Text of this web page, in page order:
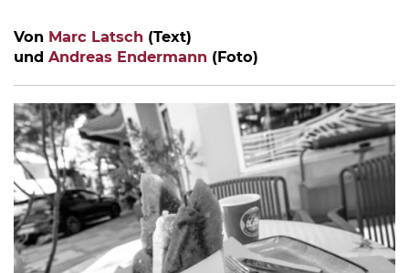
Von Marc Latsch (Text)
und Andreas Endermann (Foto)